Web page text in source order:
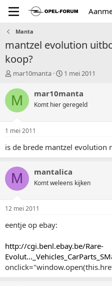
Manta
mantzel evolution
koop?
T
p
i
a
r
r
mar10manta
S
a
t
u
1 mei 2011
M mar10manta
Komt hier geregeld
1 mei 2011
is de brede mantzel evolution
M mantalica
Komt weleens kijken
12 mei 2011
eentje op ebay:
http://cgi.benl.ebay.be/Rare-